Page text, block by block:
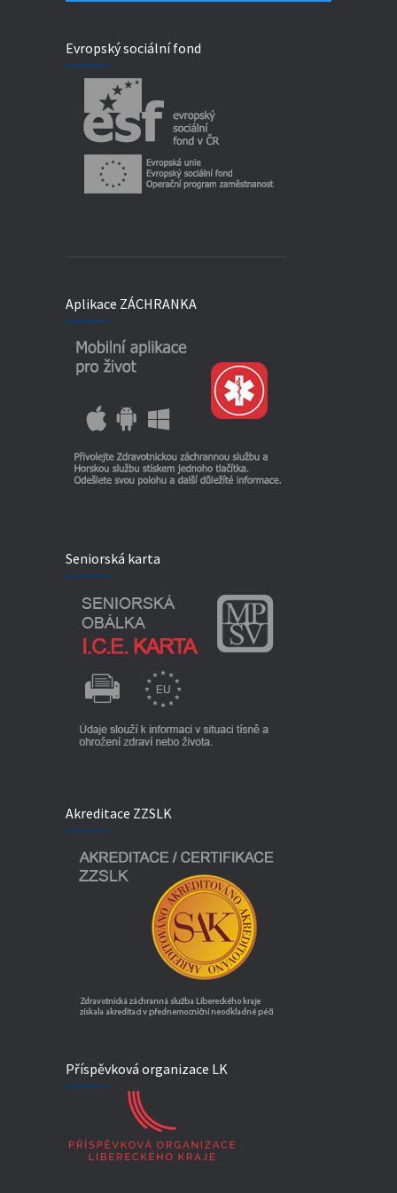
Evropský sociální fond
Aplikace ZÁCHRANKA
Seniorská karta
Akreditace ZZSLK
Příspěvková organizace LK